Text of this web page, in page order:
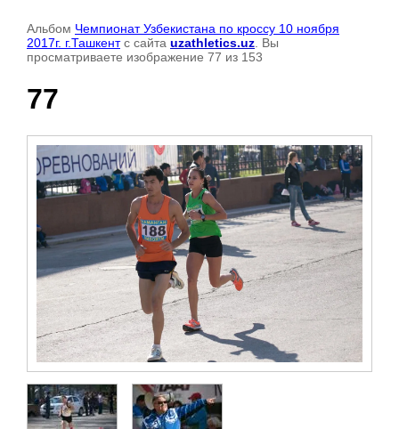
Альбом Чемпионат Узбекистана по кроссу 10 ноября
2017г. г.Ташкентс сайта uzathletics.uz . Вы
просматриваете изображение 77 из 153
77